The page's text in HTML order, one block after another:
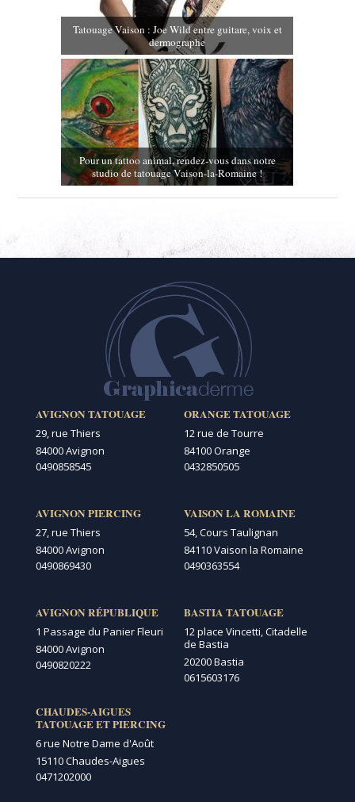
Tatouage Vaison : Joe Wild entre guitare, voix et
dermographe
Pour un tattoo animal, rendez-vous dans notre
studio de tatouage Vaison-la-Romaine !
AVIGNON TATOUAGE
29, rue Thiers
84000 Avignon
0490858545
AVIGNON PIERCING
27, rue Thiers
84000 Avignon
0490869430
AVIGNON RÉPUBLIQUE
1 Passage du Panier Fleuri
84000 Avignon
0490820222
CHAUDES-AIGUES
TATOUAGE ET PIERCING
6 rue Notre Dame d'Août
15110 Chaudes-Aigues
0471202000
ORANGE TATOUAGE
12 rue de Tourre
84100 Orange
0432850505
VAISON LA ROMAINE
54, Cours Taulignan
84110 Vaison la Romaine
0490363554
BASTIA TATOUAGE
12 place Vincetti, Citadelle
de Bastia
20200 Bastia
0615603176